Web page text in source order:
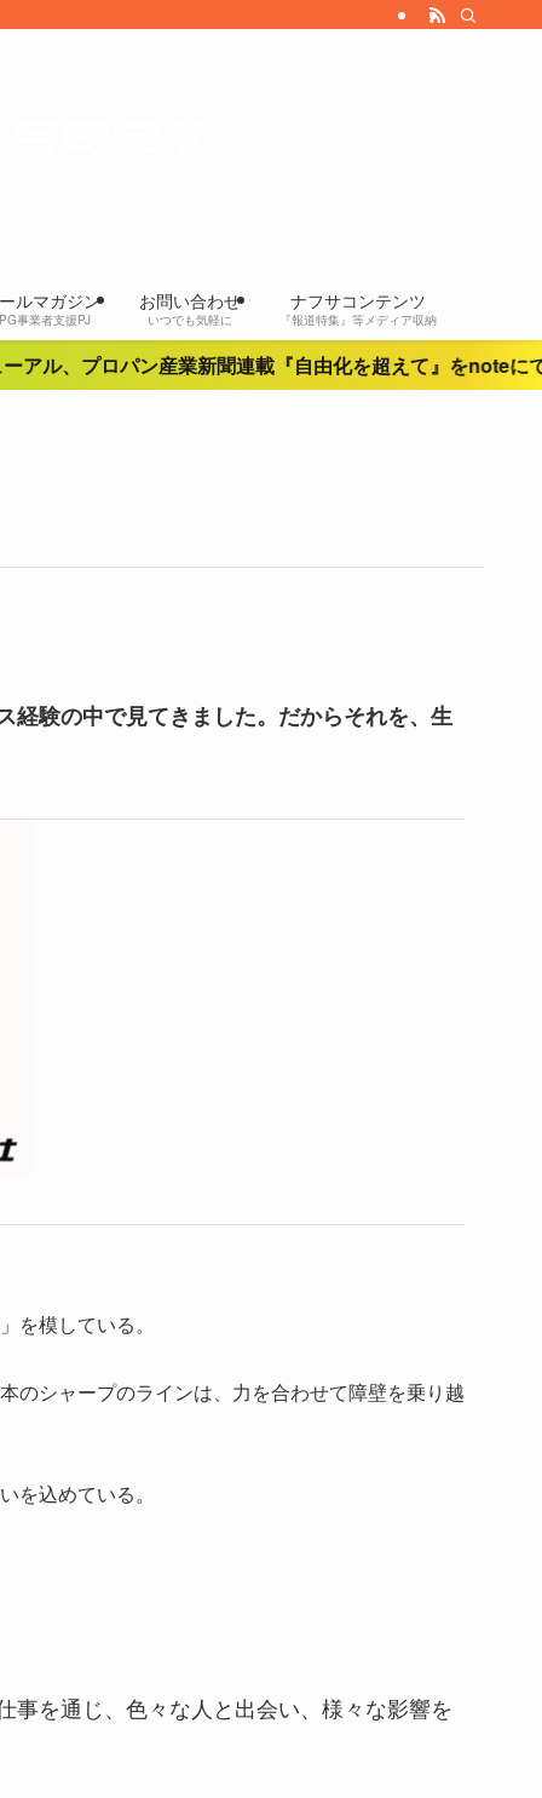
ルマガジン
事業者支援PJ
お問い合わせ
いつでも気軽に
ナフサコンテンツ
『報道特集』等メディア収納
パン産業新聞連載『自由化を超えて』をnoteにて無料開
経験の中で見てきました。だからそれを、生
を模している。
のシャープのラインは、力を合わせて障壁を乗り越
を込めている。
事を通じ、色々な人と出会い、様々な影響を